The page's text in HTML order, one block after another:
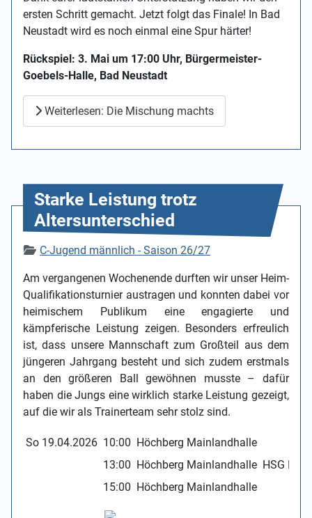
ersten Schritt gemacht. Jetzt folgt das Finale! In Bad
Neustadt wird es noch einmal eine Spur härter!
Rückspiel: 3. Mai um 17:00 Uhr, Bürgermeister-
Goebels-Halle, Bad Neustadt
Weiterlesen: Die Mischung machts
Starke Leistung trotz
Altersunterschied
DetailsC-Jugend männlich - Saison 26/27
Am vergangenen Wochenende durften wir unser Heim-
Qualifikationsturnier austragen und konnten dabei vor
heimischem Publikum eine engagierte und
kämpferische Leistung zeigen. Besonders erfreulich
ist, dass unsere Mannschaft zum Großteil aus dem
jüngeren Jahrgang besteht und sich zudem erstmals
an den größeren Ball gewöhnen musste – dafür
haben die Jungs eine wirklich starke Leistung gezeigt,
auf die wir als Trainerteam sehr stolz sind.
So 19.04.2026 10:00 Höchberg Mainlandhalle
13:00 Höchberg Mainlandhalle HSG
15:00 Höchberg Mainlandhalle